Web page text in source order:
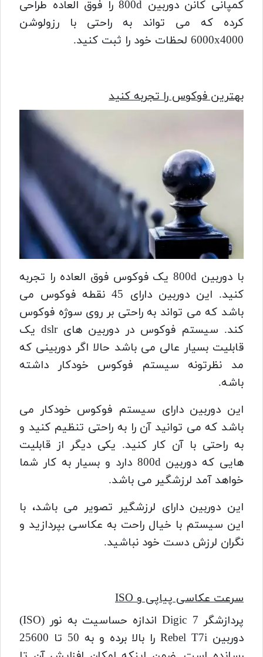
کمپانی کانن دوربین 800d را فوق العاده طراحی
کرده که می تواند به راحتی با رزولوشن
6000x4000 لحظات خود را ثبت کنید.
بهترین فوکوس را تجربه کنید
با دوربین 800d یک فوکوس فوق العاده را تجربه
کنید. این دوربین دارای 45 نقطه فوکوس می
باشد که می تواند به راحتی بر روی سوژه فوکوس
کند. سیستم فوکوس در دوربین های dslr یک
قابلیت بسیار عالی می باشد حالا اگر دوربینی که
مد نظرتونه سیستم فوکوس خودکار داشته
باشه.
این دوربین دارای سیستم فوکوس خودکار می
باشد که می توانید آن را به راحتی تنظیم کنید و
به راحتی با آن کار کنید. یکی دیگر از قابلیت
هایی که دوربین 800d دارد و بسیار به کار شما
خواهد آمد لرزشگیر می باشد.
این دوربین دارای لرزشگیر تصویر می باشد، با
این سیستم با خیال راحت به عکاسی بپردازید و
نگران لرزش دست خود نباشید.
سرعت عکاسی پیاپی و ISO
پردازشگر Digic 7 اندازه حساسیت به نور (ISO)
دوربین Rebel T7i را بالا برده و به 50 تا 25600